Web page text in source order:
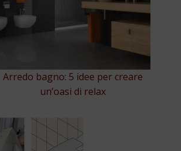
Arredo bagno: 5 idee per creare
un’oasi di relax